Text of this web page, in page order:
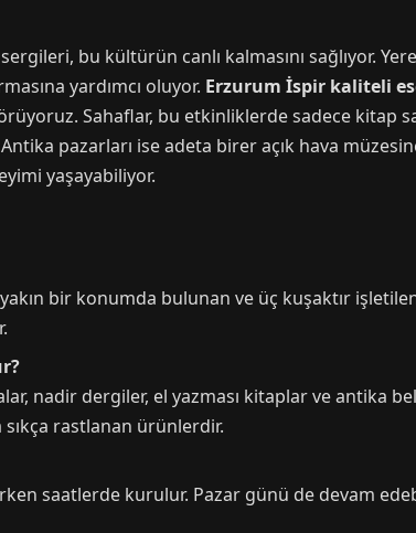
bu kültürün canlı kalmasını sağlıyor.
yardımcı oluyor. Erzurum İspir kaliteli
Sahaflar, bu etkinliklerde sadece kitap
pazarları ise adeta birer açık hava
yaşayabiliyor.
bir konumda bulunan ve üç kuşaktır
nadir dergiler, el yazması kitaplar ve antika
rastlanan ürünlerdir.
saatlerde kurulur. Pazar günü de devam